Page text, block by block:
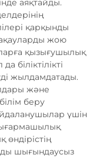
аяқтайды.
қарқынды
жою
қызығушылық
біліктілікті
жылдамдатады.
және
беру
үшін
өндірістің
шығындаусыз